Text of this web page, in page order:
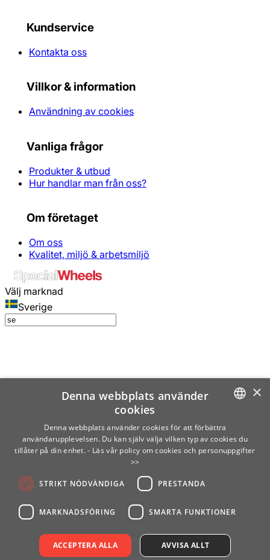
Kundservice
Kontakta oss
Villkor & information
Användning av cookies
Vanliga frågor
Produkter & utbud
Hur handlar man från oss?
Om företaget
Om oss
Kvalitet, miljö & arbetsmiljö
Välj marknad
Sverige
SWEDISH
×
Denna webbplats använder
cookies
Denna webbplats använder cookies för att förbättra
användarupplevelsen. Du kan själv välja vilken typ av cookies du
tillåter på din enhet. - Läs vår policy om cookies och personuppgifter
>>
STRIKT NÖDVÄNDIGA PRESTANDA
MARKNADSFÖRING SMARTA FUNKTIONER
ACCEPTERA ALLA AVVISA ALLT